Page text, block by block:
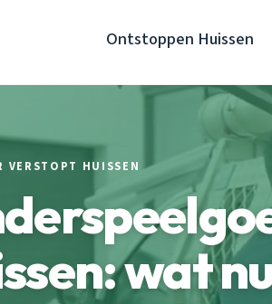
Ontstoppen Huissen
VERSTOPT HUISSEN
wat